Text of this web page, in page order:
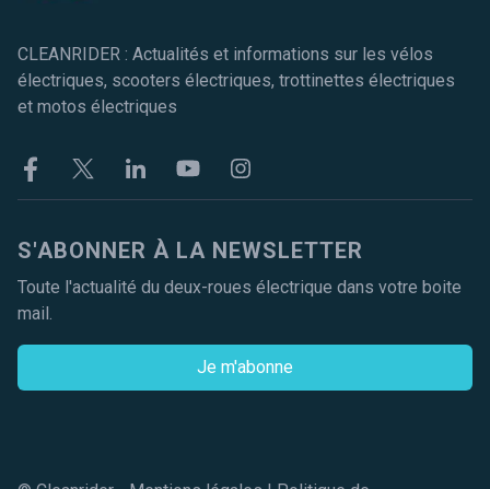
CLEANRIDER : Actualités et informations sur les vélos
électriques, scooters électriques, trottinettes électriques
et motos électriques
FacebookTwitter LinkekinYoutubeInstagram
S'ABONNER À LA NEWSLETTER
Toute l'actualité du deux-roues électrique dans votre boite
mail.
Je m'abonne